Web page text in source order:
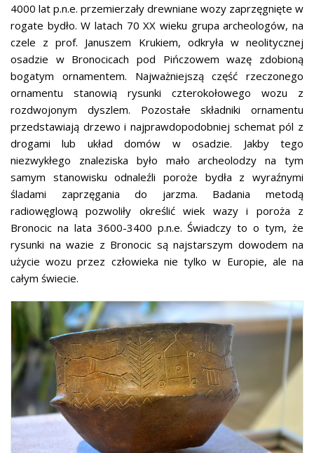
4000 lat p.n.e. przemierzały drewniane wozy zaprzęgnięte w
rogate bydło. W latach 70 XX wieku grupa archeologów, na
czele z prof. Januszem Krukiem, odkryła w neolitycznej
osadzie w Bronocicach pod Pińczowem wazę zdobioną
bogatym ornamentem. Najważniejszą część rzeczonego
ornamentu stanowią rysunki czterokołowego wozu z
rozdwojonym dyszlem. Pozostałe składniki ornamentu
przedstawiają drzewo i najprawdopodobniej schemat pól z
drogami lub układ domów w osadzie. Jakby tego
niezwykłego znaleziska było mało archeolodzy na tym
samym stanowisku odnaleźli poroże bydła z wyraźnymi
śladami zaprzęgania do jarzma. Badania metodą
radiowęglową pozwoliły określić wiek wazy i poroża z
Bronocic na lata 3600-3400 p.n.e. Świadczy to o tym, że
rysunki na wazie z Bronocic są najstarszym dowodem na
użycie wozu przez człowieka nie tylko w Europie, ale na
całym świecie.